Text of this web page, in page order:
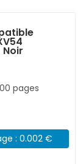
Noir
pages
: 0.002 €